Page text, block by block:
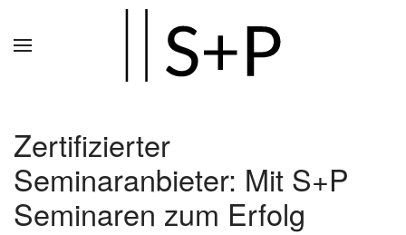
Zertifizierter
Seminaranbieter: Mit S+P
Seminaren zum Erfolg